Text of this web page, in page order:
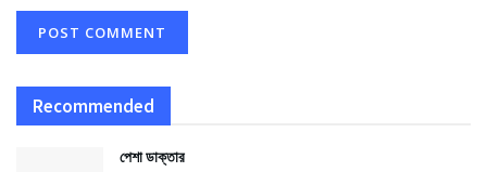
Recommended
পেশা ডাক্তার